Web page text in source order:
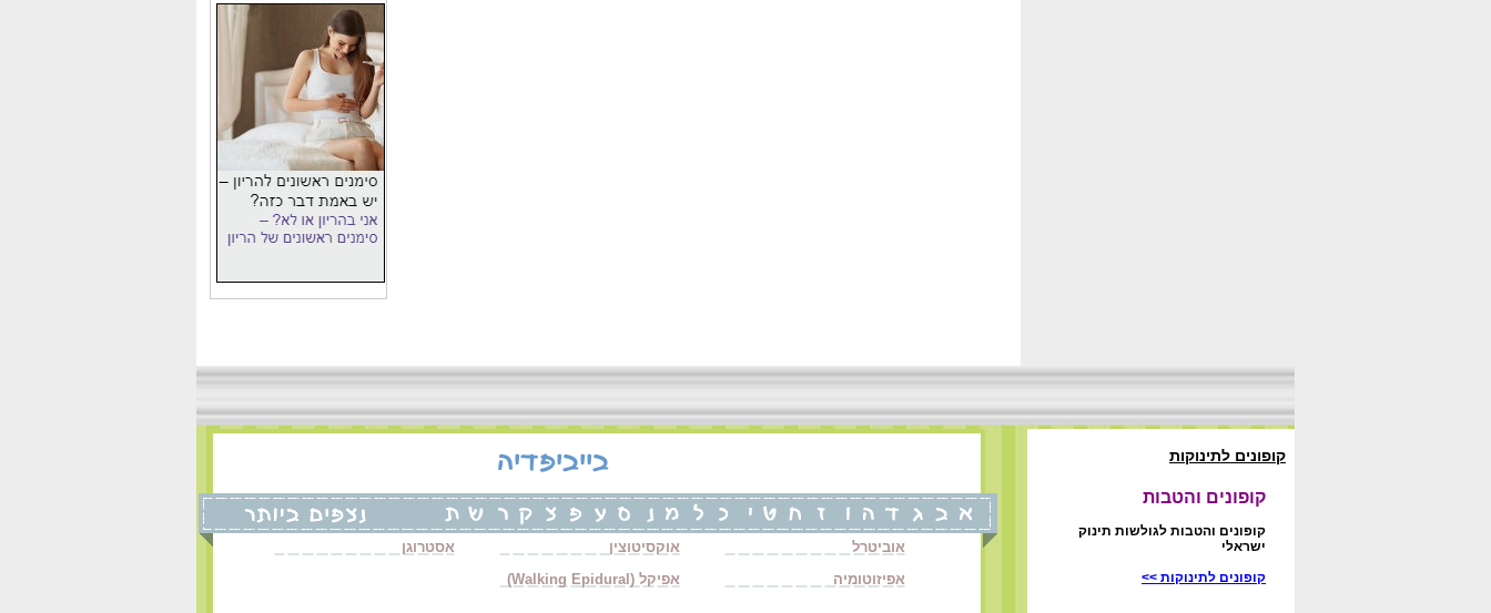
קופונים לתינוקות
קופונים והטבות
קופונים והטבות לגולשות תינוק
ישראלי
קופונים לתינוקות >>
אוביטרל אוקסיטוצין
אסטרוגן
אפיזוטומיה
אפיקל (Walking Epidural)